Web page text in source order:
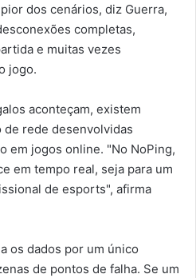
dos cenários, diz Guerra,
completas,
e muitas vezes
jogo.
aconteçam, existem
rede desenvolvidas
em jogos online. "No NoPing,
em tempo real, seja para um
de esports", afirma
os dados por um único
de pontos de falha. Se um